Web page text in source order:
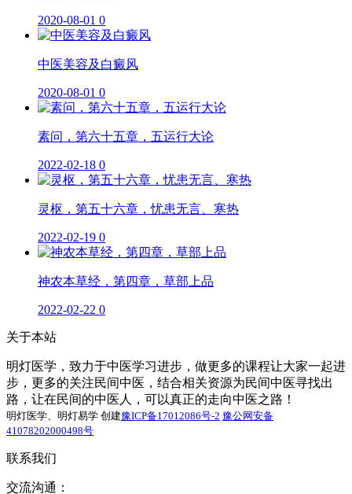
2020-08-01 0
中医美容及白癜风
2020-08-01 0
素问，第六十五章，五运行大论
2022-02-18 0
灵枢，第五十六章，忧患无言、寒热
2022-02-19 0
神农本草经，第四章，草部上品
2022-02-22 0
关于本站
明灯医学，致力于中医学习进步，做更多的课程让大家一起进
步，更多的关注民间中医，结合相关资源为民间中医寻找出
路，让在民间的中医人，可以真正的走向中医之路！
明灯医学、明灯易学 创建豫ICP备17012086号-2 豫公网安备
41078202000498号
联系我们
交流沟通：